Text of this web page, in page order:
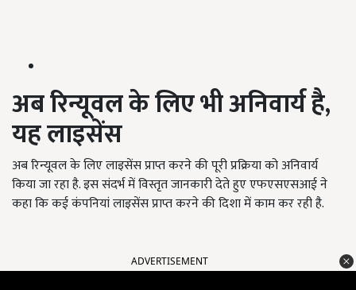
अब रिन्यूवल के लिए भी अनिवार्य है,
यह लाइसेंस
अब रिन्यूवल के लिए लाइसेंस प्राप्त करने की पूरी प्रक्रिया को अनिवार्य
किया जा रहा है. इस संदर्भ में विस्तृत जानकारी देते हुए एफएसएसआई ने
कहा कि कई कंपनियां लाइसेंस प्राप्त करने की दिशा में काम कर रही है.
ADVERTISEMENT